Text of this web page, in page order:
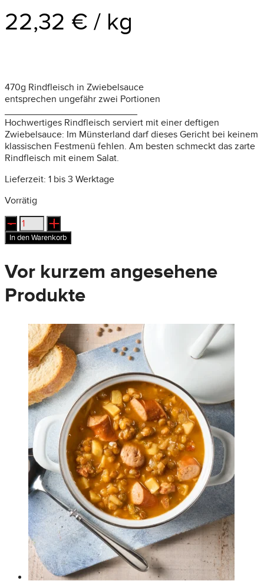
22,32 € / kg
470g Rindfleisch in Zwiebelsauce
entsprechen ungefähr zwei Portionen
Hochwertiges Rindfleisch serviert mit einer deftigen
Zwiebelsauce: Im Münsterland darf dieses Gericht bei keinem
klassischen Festmenü fehlen. Am besten schmeckt das zarte
Rindfleisch mit einem Salat.
Lieferzeit: 1 bis 3 Werktage
Vorrätig
Zwiebelfleisch:
Rindfleisch
in
Menge
In den Warenkorb
Vor kurzem angesehene
Produkte